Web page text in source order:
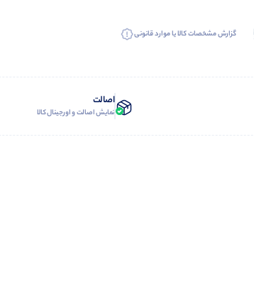
گزارش مشخصات کالا یا موارد قانونی
اصالت
نمایش اصالت و اورجینال کالا